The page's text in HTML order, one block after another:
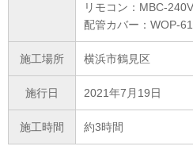
リモコン：MBC-240V
配管カバー：WOP-
施工場所 横浜市鶴見区
施行日 2021年7月19日
施工時間 約3時間